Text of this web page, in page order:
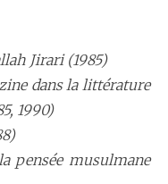
Jirari (1985)
dans la littérature
1990)
pensée musulmane